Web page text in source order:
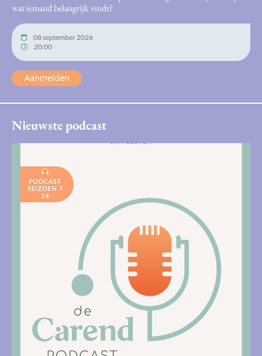
wat iemand belangrijk vindt?
08 september 2026
20:00
Aanmelden
Nieuwste podcast